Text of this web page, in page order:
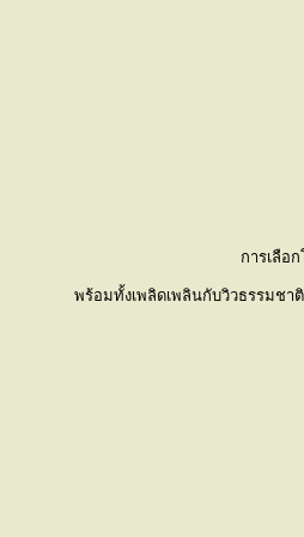
การเลือ
พร้อมทั้งเพลิดเพลินกับวิวธรรมชา